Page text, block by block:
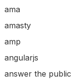
ama
amasty
amp
angularjs
answer the public